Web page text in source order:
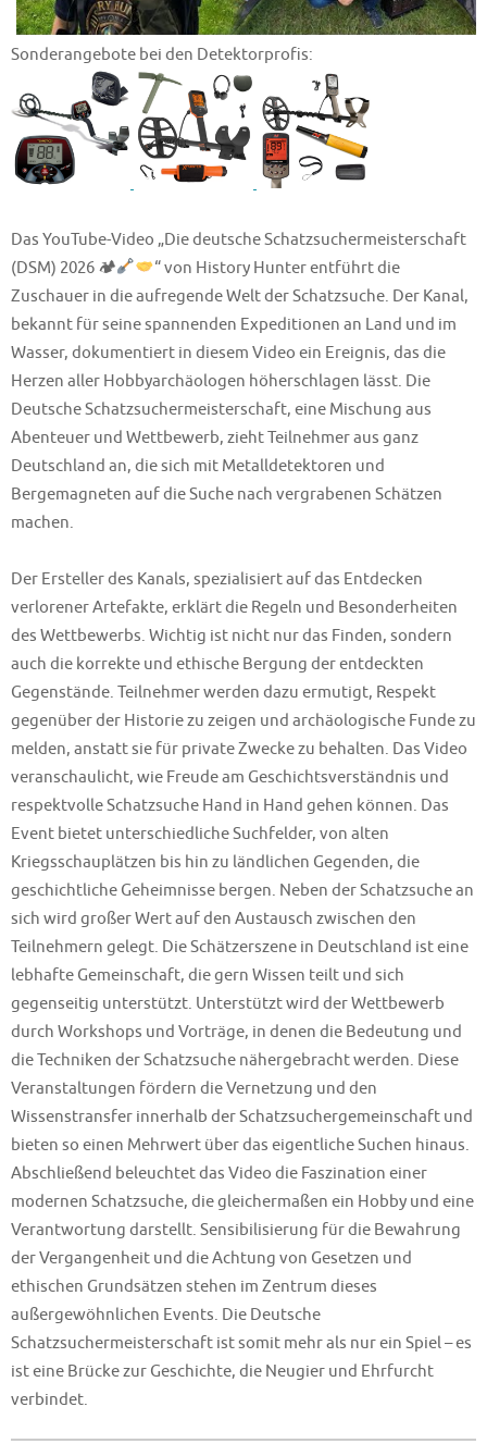
Sonderangebote bei den Detektorprofis:
Das YouTube-Video „Die deutsche Schatzsuchermeisterschaft
(DSM) 2026 🏕
“ von History Hunter entführt die
Zuschauer in die aufregende Welt der Schatzsuche. Der Kanal,
bekannt für seine spannenden Expeditionen an Land und im
Wasser, dokumentiert in diesem Video ein Ereignis, das die
Herzen aller Hobbyarchäologen höherschlagen lässt. Die
Deutsche Schatzsuchermeisterschaft, eine Mischung aus
Abenteuer und Wettbewerb, zieht Teilnehmer aus ganz
Deutschland an, die sich mit Metalldetektoren und
Bergemagneten auf die Suche nach vergrabenen Schätzen
machen.
Der Ersteller des Kanals, spezialisiert auf das Entdecken
verlorener Artefakte, erklärt die Regeln und Besonderheiten
des Wettbewerbs. Wichtig ist nicht nur das Finden, sondern
auch die korrekte und ethische Bergung der entdeckten
Gegenstände. Teilnehmer werden dazu ermutigt, Respekt
gegenüber der Historie zu zeigen und archäologische Funde zu
melden, anstatt sie für private Zwecke zu behalten. Das Video
veranschaulicht, wie Freude am Geschichtsverständnis und
respektvolle Schatzsuche Hand in Hand gehen können. Das
Event bietet unterschiedliche Suchfelder, von alten
Kriegsschauplätzen bis hin zu ländlichen Gegenden, die
geschichtliche Geheimnisse bergen. Neben der Schatzsuche an
sich wird großer Wert auf den Austausch zwischen den
Teilnehmern gelegt. Die Schätzerszene in Deutschland ist eine
lebhafte Gemeinschaft, die gern Wissen teilt und sich
gegenseitig unterstützt. Unterstützt wird der Wettbewerb
durch Workshops und Vorträge, in denen die Bedeutung und
die Techniken der Schatzsuche nähergebracht werden. Diese
Veranstaltungen fördern die Vernetzung und den
Wissenstransfer innerhalb der Schatzsuchergemeinschaft und
bieten so einen Mehrwert über das eigentliche Suchen hinaus.
Abschließend beleuchtet das Video die Faszination einer
modernen Schatzsuche, die gleichermaßen ein Hobby und eine
Verantwortung darstellt. Sensibilisierung für die Bewahrung
der Vergangenheit und die Achtung von Gesetzen und
ethischen Grundsätzen stehen im Zentrum dieses
außergewöhnlichen Events. Die Deutsche
Schatzsuchermeisterschaft ist somit mehr als nur ein Spiel – es
ist eine Brücke zur Geschichte, die Neugier und Ehrfurcht
verbindet.